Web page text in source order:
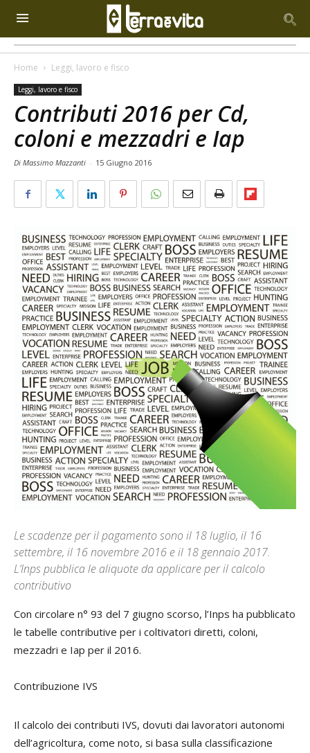
Home Leggi, lavoro e fisco
Leggi, lavoro e fisco
Contributi 2016 per Cd,
coloni e mezzadri e Iap
Di Massimo Mazzanti - 15 Giugno 2016
Le scadenze per il pagamento sono il 18 luglio, il 16
settembre, il 16 novembre 2016 e il 18 gennaio 2017.
L’Inps pubblica le aliquote da applicare per il calcolo
contributivo
Con circolare n° 93 del 7 giugno scorso, l’Inps ha pubblicato
le tabelle contributive per i coltivatori diretti, coloni,
mezzadri e Iap per il 2016.
Contribuzione IVS
Il calcolo dei contributi IVS, dovuti dai lavoratori autonomi
dell’agricoltura, come noto, si basa sulla classificazione